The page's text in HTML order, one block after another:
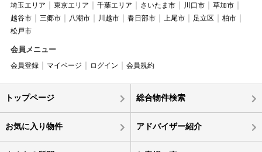
埼玉エリア 東京エリア 千葉エリア さいたま市 川口市
草加市
越谷市
三郷市 八潮市 川越市 春日部市 上尾市 足立区
柏市
松戸市
会員メニュー
会員登録 マイページ ログイン 会員規約
トップページ 総合物件検索
お気に入り物件 アドバイザー紹介